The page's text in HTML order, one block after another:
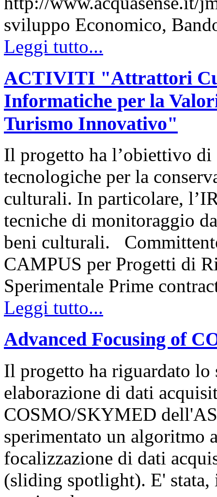
sviluppo Economico,
Leggi tutto...
ACTIVITI "Attrattori
Informatiche per la
Turismo Innovativo"
Il progetto ha l’obiettivo
tecnologiche per la
culturali. In particolare,
tecniche di monitoraggio
beni culturali.
CAMPUS per Progetti di
Sperimentale Prime
Leggi tutto...
Advanced Focusing of
Il progetto ha riguardato
elaborazione di dati
COSMO/SKYMED
sperimentato un algoritmo
focalizzazione di dati
(sliding spotlight). E' stata,